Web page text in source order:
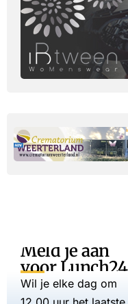
Meld je aan
voor Lunch24
Wil je elke dag om